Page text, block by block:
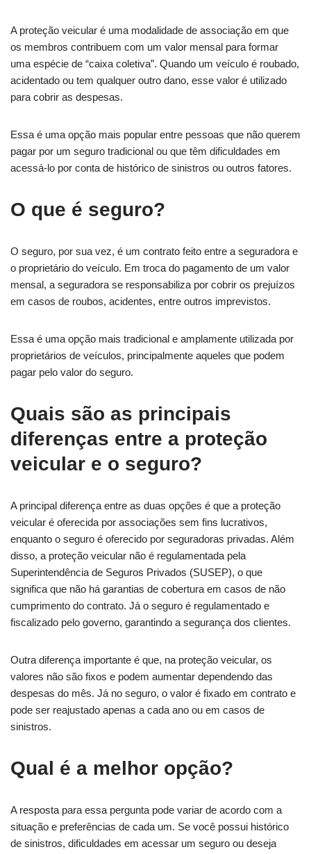
A proteção veicular é uma modalidade de associação em que
os membros contribuem com um valor mensal para formar
uma espécie de “caixa coletiva”. Quando um veículo é roubado,
acidentado ou tem qualquer outro dano, esse valor é utilizado
para cobrir as despesas.
Essa é uma opção mais popular entre pessoas que não querem
pagar por um seguro tradicional ou que têm dificuldades em
acessá-lo por conta de histórico de sinistros ou outros fatores.
O que é seguro?
O seguro, por sua vez, é um contrato feito entre a seguradora e
o proprietário do veículo. Em troca do pagamento de um valor
mensal, a seguradora se responsabiliza por cobrir os prejuízos
em casos de roubos, acidentes, entre outros imprevistos.
Essa é uma opção mais tradicional e amplamente utilizada por
proprietários de veículos, principalmente aqueles que podem
pagar pelo valor do seguro.
Quais são as principais
diferenças entre a proteção
veicular e o seguro?
A principal diferença entre as duas opções é que a proteção
veicular é oferecida por associações sem fins lucrativos,
enquanto o seguro é oferecido por seguradoras privadas. Além
disso, a proteção veicular não é regulamentada pela
Superintendência de Seguros Privados (SUSEP), o que
significa que não há garantias de cobertura em casos de não
cumprimento do contrato. Já o seguro é regulamentado e
fiscalizado pelo governo, garantindo a segurança dos clientes.
Outra diferença importante é que, na proteção veicular, os
valores não são fixos e podem aumentar dependendo das
despesas do mês. Já no seguro, o valor é fixado em contrato e
pode ser reajustado apenas a cada ano ou em casos de
sinistros.
Qual é a melhor opção?
A resposta para essa pergunta pode variar de acordo com a
situação e preferências de cada um. Se você possui histórico
de sinistros, dificuldades em acessar um seguro ou deseja